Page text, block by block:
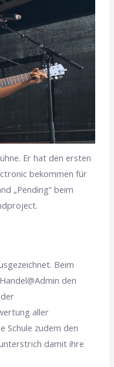
Er hat den ersten
bekommen für
„Pending“ beim
Beim
den
aller
Schule zudem den
damit ihre